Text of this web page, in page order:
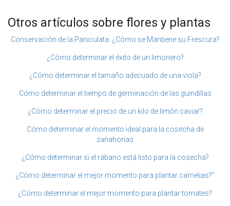
Otros artículos sobre flores y plantas
Conservación de la Paniculata: ¿Cómo se Mantiene su Frescura?
¿Cómo determinar el éxito de un limonero?
¿Cómo determinar el tamaño adecuado de una viola?
Cómo determinar el tiempo de germinación de las guindillas
¿Cómo determinar el precio de un kilo de limón caviar?
Cómo determinar el momento ideal para la cosecha de
zanahorias
¿Cómo determinar si el rábano está listo para la cosecha?
¿Cómo determinar el mejor momento para plantar camelias?”
¿Cómo determinar el mejor momento para plantar tomates?